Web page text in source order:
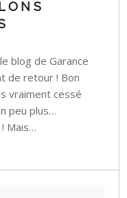
blog de Garance
de retour ! Bon
vraiment cessé
peu plus…
Mais…